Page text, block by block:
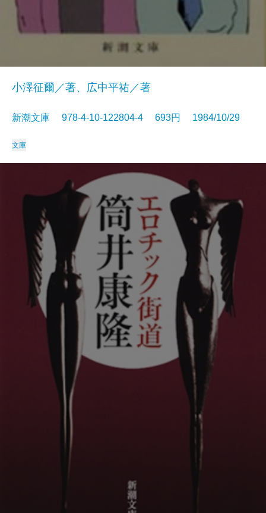
小澤征爾／著、広中平祐／著
新潮文庫 978-4-10-122804-4 693円 1984/10/29
文庫